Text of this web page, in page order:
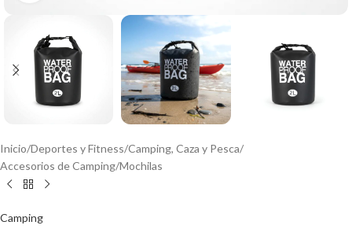
Inicio/Deportes y Fitness/Camping, Caza y Pesca/
Accesorios de Camping/Mochilas
Camping